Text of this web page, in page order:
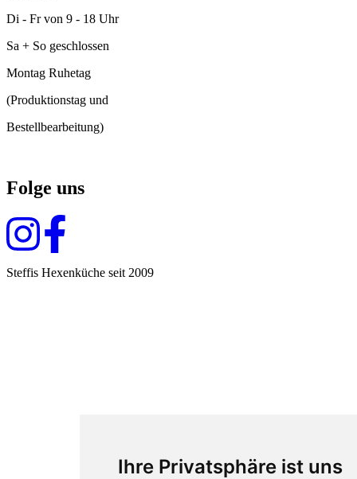
Ihre Privatsphäre ist uns
Di - Fr von 9 - 18 Uhr
Sa + So geschlossen
Montag Ruhetag
(Produktionstag und
Bestellbearbeitung)
Folge uns
Steffis Hexenküche seit 2009